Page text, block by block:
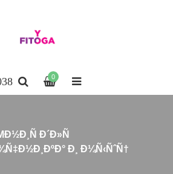
0
Ð´Ð»Ñ
Ð¸ Ð¼Ñ‹ÑˆÑ†